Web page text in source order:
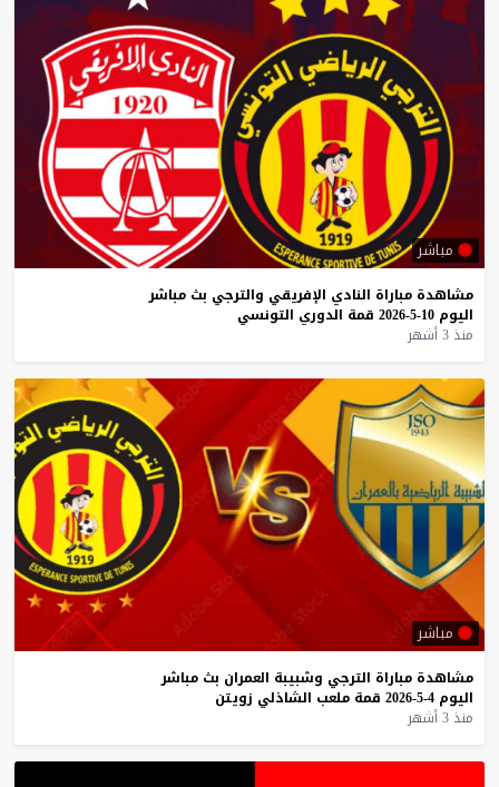
مباشر
مشاهدة مباراة النادي الإفريقي والترجي بث مباشر
اليوم 10-5-2026 قمة الدوري التونسي
منذ 3 أشهر
مباشر
مشاهدة مباراة الترجي وشبيبة العمران بث مباشر
اليوم 4-5-2026 قمة ملعب الشاذلي زويتن
منذ 3 أشهر